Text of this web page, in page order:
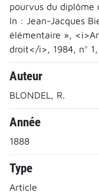
pourvus du diplôme
In : Jean-Jacques
élémentaire »,
droit</i>, 1984, n° 1,
Auteur
BLONDEL, R.
Année
1888
Type
Article